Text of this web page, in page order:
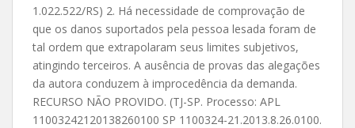
1.022.522/RS) 2. Há necessidade de comprovação de
que os danos suportados pela pessoa lesada foram de
tal ordem que extrapolaram seus limites subjetivos,
atingindo terceiros. A ausência de provas das alegações
da autora conduzem à improcedência da demanda.
RECURSO NÃO PROVIDO. (TJ-SP. Processo: APL
11003242120138260100 SP 1100324-21.2013.8.26.0100.